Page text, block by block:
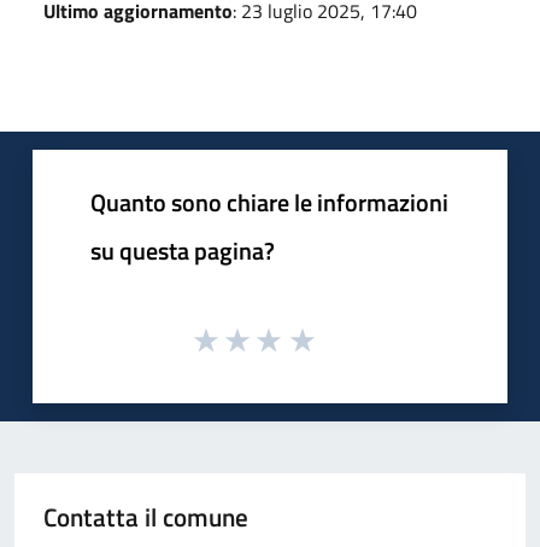
Ultimo aggiornamento: 23 luglio 2025, 17:40
Quanto sono chiare le informazioni
su questa pagina?
Contatta il comune